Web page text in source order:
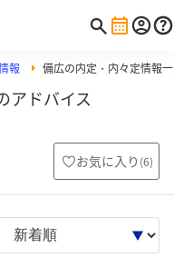
報 備広の内定・内々定情報
アドバイス
お気に入り (6)